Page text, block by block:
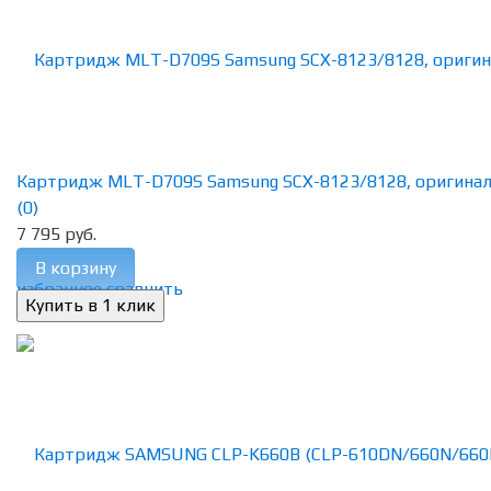
избранное сравнить
Картридж MLT-D709S Samsung SCX-8123/8128, оригинал
(0)
7 795 руб.
В корзину